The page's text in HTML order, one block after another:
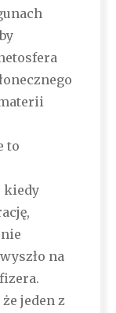
to
kiedy
na
jeden z